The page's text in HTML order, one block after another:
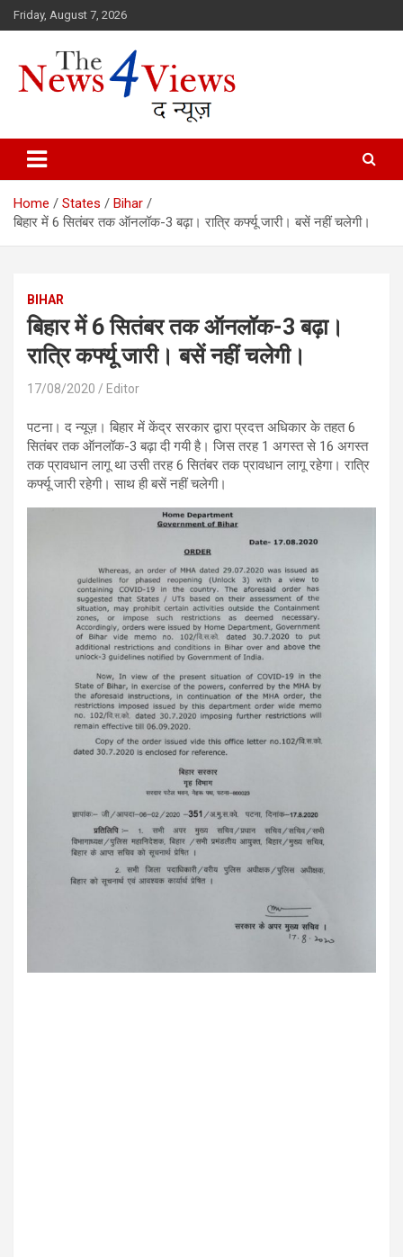
Skip
to
Friday, August 7, 2026
TheNews4Views
Home States
Bihar
बिहार में 6 सितंबर तक ऑनलॉक-3 बढ़ा। रात्रि कर्फ्यू जारी। बसें नहीं चलेगी।
BIHAR
बिहार में 6 सितंबर तक ऑनलॉक-3 बढ़ा।
रात्रि कर्फ्यू जारी। बसें नहीं चलेगी।
17/08/2020 Editor
पटना। द न्यूज़। बिहार में केंद्र सरकार द्वारा प्रदत्त अधिकार के तहत 6
सितंबर तक ऑनलॉक-3 बढ़ा दी गयी है। जिस तरह 1 अगस्त से 16 अगस्त
तक प्रावधान लागू था उसी तरह 6 सितंबर तक प्रावधान लागू रहेगा। रात्रि
कर्फ्यू जारी रहेगी। साथ ही बसें नहीं चलेगी।